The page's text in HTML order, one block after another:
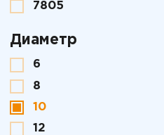
7805
Диаметр
6
8
10
12